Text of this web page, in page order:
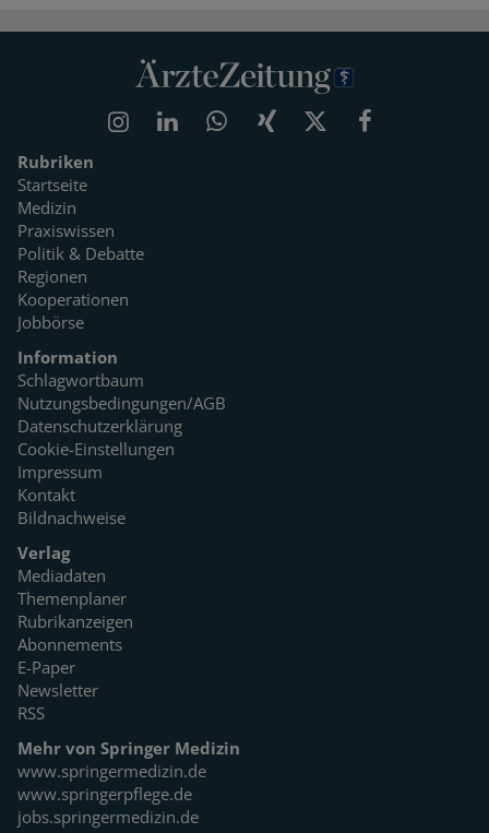
Rubriken
Startseite
Medizin
Praxiswissen
Politik & Debatte
Regionen
Kooperationen
Jobbörse
Information
Schlagwortbaum
Nutzungsbedingungen/AGB
Datenschutzerklärung
Cookie-Einstellungen
Impressum
Kontakt
Bildnachweise
Verlag
Mediadaten
Themenplaner
Rubrikanzeigen
Abonnements
E-Paper
Newsletter
RSS
Mehr von Springer Medizin
www.springermedizin.de
www.springerpflege.de
jobs.springermedizin.de